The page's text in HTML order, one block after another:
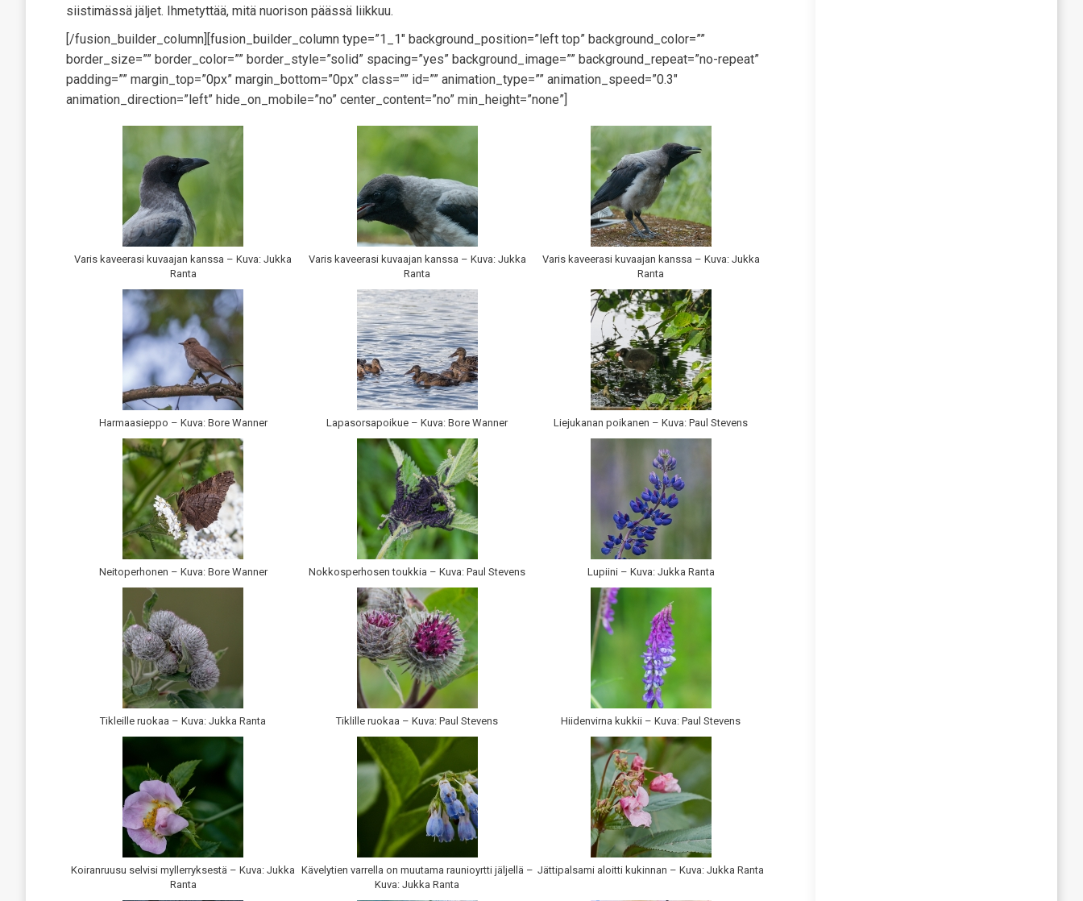
siistimässä jäljet. Ihmetyttää, mitä nuorison päässä liikkuu.
[/fusion_builder_column][fusion_builder_column type=”1_1″ background_position=”left top” background_color=””
border_size=”” border_color=”” border_style=”solid” spacing=”yes” background_image=”” background_repeat=”no-repeat”
padding=”” margin_top=”0px” margin_bottom=”0px” class=”” id=”” animation_type=”” animation_speed=”0.3″
animation_direction=”left” hide_on_mobile=”no” center_content=”no” min_height=”none”]
Varis kaveerasi kuvaajan kanssa – Kuva: Jukka
Ranta
Varis kaveerasi kuvaajan kanssa – Kuva: Jukka
Ranta
Varis kaveerasi kuvaajan kanssa – Kuva: Jukka
Ranta
Harmaasieppo – Kuva: Bore Wanner Lapasorsapoikue – Kuva: Bore Wanner Liejukanan poikanen – Kuva: Paul Stevens
Neitoperhonen – Kuva: Bore Wanner Nokkosperhosen toukkia – Kuva: Paul Stevens Lupiini – Kuva: Jukka Ranta
Tikleille ruokaa – Kuva: Jukka Ranta Tiklille ruokaa – Kuva: Paul Stevens Hiidenvirna kukkii – Kuva: Paul Stevens
Koiranruusu selvisi myllerryksestä – Kuva: Jukka
Ranta
Kävelytien varrella on muutama raunioyrtti jäljellä –
Kuva: Jukka Ranta
Jättipalsami aloitti kukinnan – Kuva: Jukka Ranta